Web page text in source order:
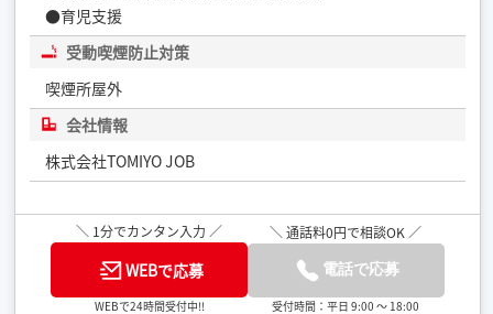
●育児支援
受動喫煙防止対策
喫煙所屋外
会社情報
株式会社TOMIYO JOB
＼ 1分でカンタン入力 ／
WEBで応募
WEBで24時間受付中!!
＼ 通話料0円で相談OK ／
電話で応募
受付時間：平日 9:00 ～ 18:00